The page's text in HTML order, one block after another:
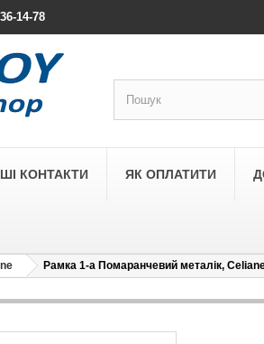
14-78
КОНТАКТИ ЯК ОПЛАТИТИ
Рамка 1-а Помаранчевий металік,